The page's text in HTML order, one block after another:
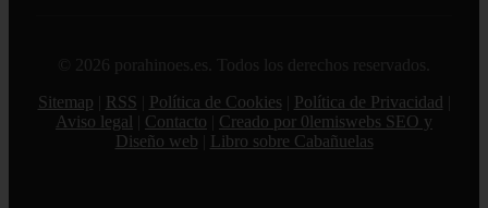
© 2026 porahinoes.es. Todos los derechos reservados.
Sitemap
RSS Política de Cookies Política de Privacidad
Aviso legal
Contacto
Creado por 0lemiswebs SEO y
Diseño web
Libro sobre Cabañuelas